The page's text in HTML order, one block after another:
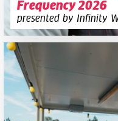
Frequency 2026
presented by Infinity